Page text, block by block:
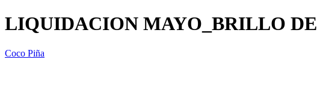
LIQUIDACION MAYO_BRILLO
Coco Piña